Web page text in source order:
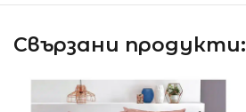
Свързани продукти: